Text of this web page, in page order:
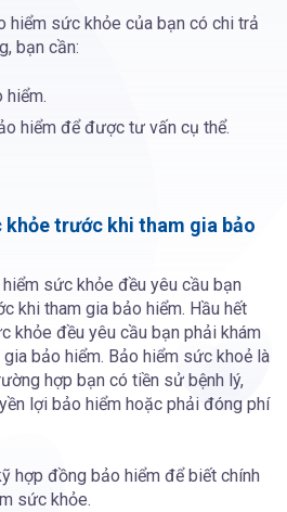
hiểm sức khỏe của bạn có chi trả
bạn cần:
hiểm để được tư vấn cụ thể.
khỏe trước khi tham gia bảo
sức khỏe đều yêu cầu bạn
khi tham gia bảo hiểm. Hầu hết
khỏe đều yêu cầu bạn phải khám
bảo hiểm. Bảo hiểm sức khoẻ là
hợp bạn có tiền sử bệnh lý,
lợi bảo hiểm hoặc phải đóng phí
hợp đồng bảo hiểm để biết chính
sức khỏe.